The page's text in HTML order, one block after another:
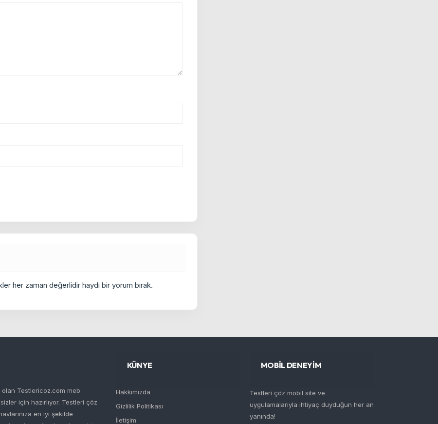
her zaman değerlidir haydi bir yorum bırak.
Testlericoz.com meb
için hazırlıyor. Testleri çöz
en iyi şekilde
KÜNYE
Hakkımızda
Gizlilik Politikası
İletişim
MOBİL DENEYİM
Testleri çöz mobil site ve
uygulamalarıyla ihtiyaç duyduğun her an
yanında!